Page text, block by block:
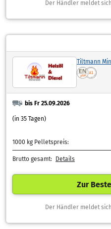
Der Händler meldet
Tiltmann
bis Fr 25.09.2026
(in 35 Tagen)
1000 kg Pelletspreis:
Brutto gesamt: Details
Zur
Der Händler meldet